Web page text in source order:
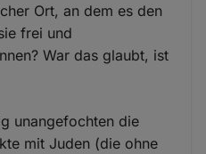
Ort, an dem es den
frei und
War das glaubt, ist
unangefochten die
mit Juden (die ohne